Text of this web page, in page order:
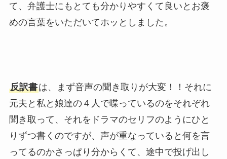
て、弁護士にもとても分かりやすくて良いとお褒
めの言葉をいただいてホッとしました。
反訳書は、まず音声の聞き取りが大変！！それに
元夫と私と娘達の４人で喋っているのをそれぞれ
聞き取って、それをドラマのセリフのようにひと
りずつ書くのですが、声が重なっていると何を言
ってるのかさっぱり分からくて、途中で投げ出し